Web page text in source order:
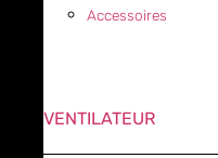
Accessoires
VENTILATEUR